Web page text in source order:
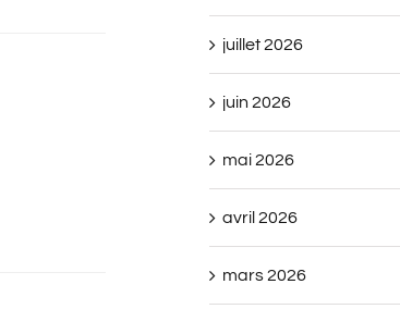
juillet 2026
juin 2026
mai 2026
avril 2026
mars 2026